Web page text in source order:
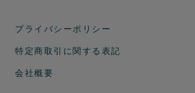
プライバシーポリシー
特定商取引に関する表記
会社概要